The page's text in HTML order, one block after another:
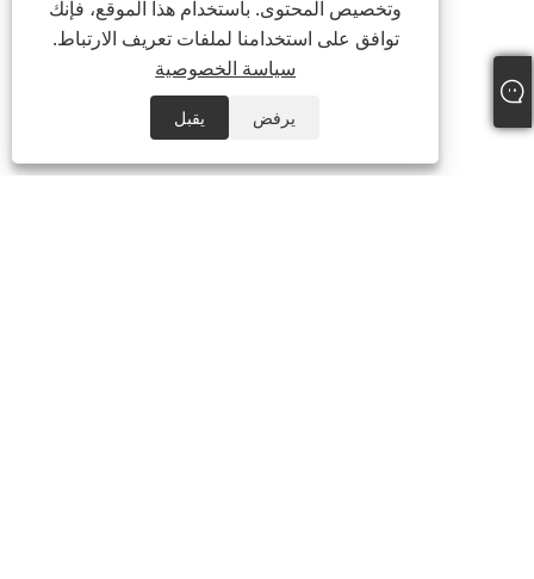
وتخصيص المحتوى. باستخدام هذا الموقع، فإنك
توافق على استخدامنا لملفات تعريف الارتباط.
سياسة الخصوصية
يرفض يقبل